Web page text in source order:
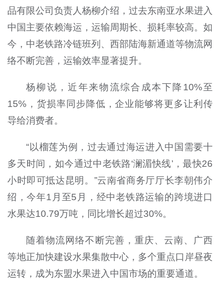
品有限公司负责人杨柳介绍，过去东南亚水果进入
中国主要依赖海运，运输周期长、损耗率较高。如
今，中老铁路冷链班列、西部陆海新通道等物流网
络不断完善，运输效率显著提升。
杨柳说，近年来物流综合成本下降10%至
15%，货损率同步降低，企业能够将更多让利传
导给消费者。
“以榴莲为例，过去通过海运进入中国需要十
多天时间，如今通过中老铁路‘澜湄快线’，最快26
小时即可抵达昆明。”云南省商务厅厅长李朝伟介
绍，今年1月至5月，经中老铁路运输的跨境进口
水果达10.79万吨，同比增长超过30%。
随着物流网络不断完善，重庆、云南、广西
等地正加快建设水果集散中心，多个重点口岸昼夜
运转，成为东盟水果进入中国市场的重要通道。